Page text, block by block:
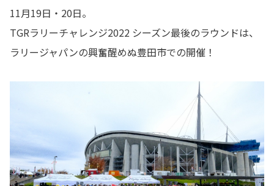
11月19日・20日。
TGRラリーチャレンジ2022 シーズン最後のラウンドは、
ラリージャパンの興奮醒めぬ豊田市での開催！